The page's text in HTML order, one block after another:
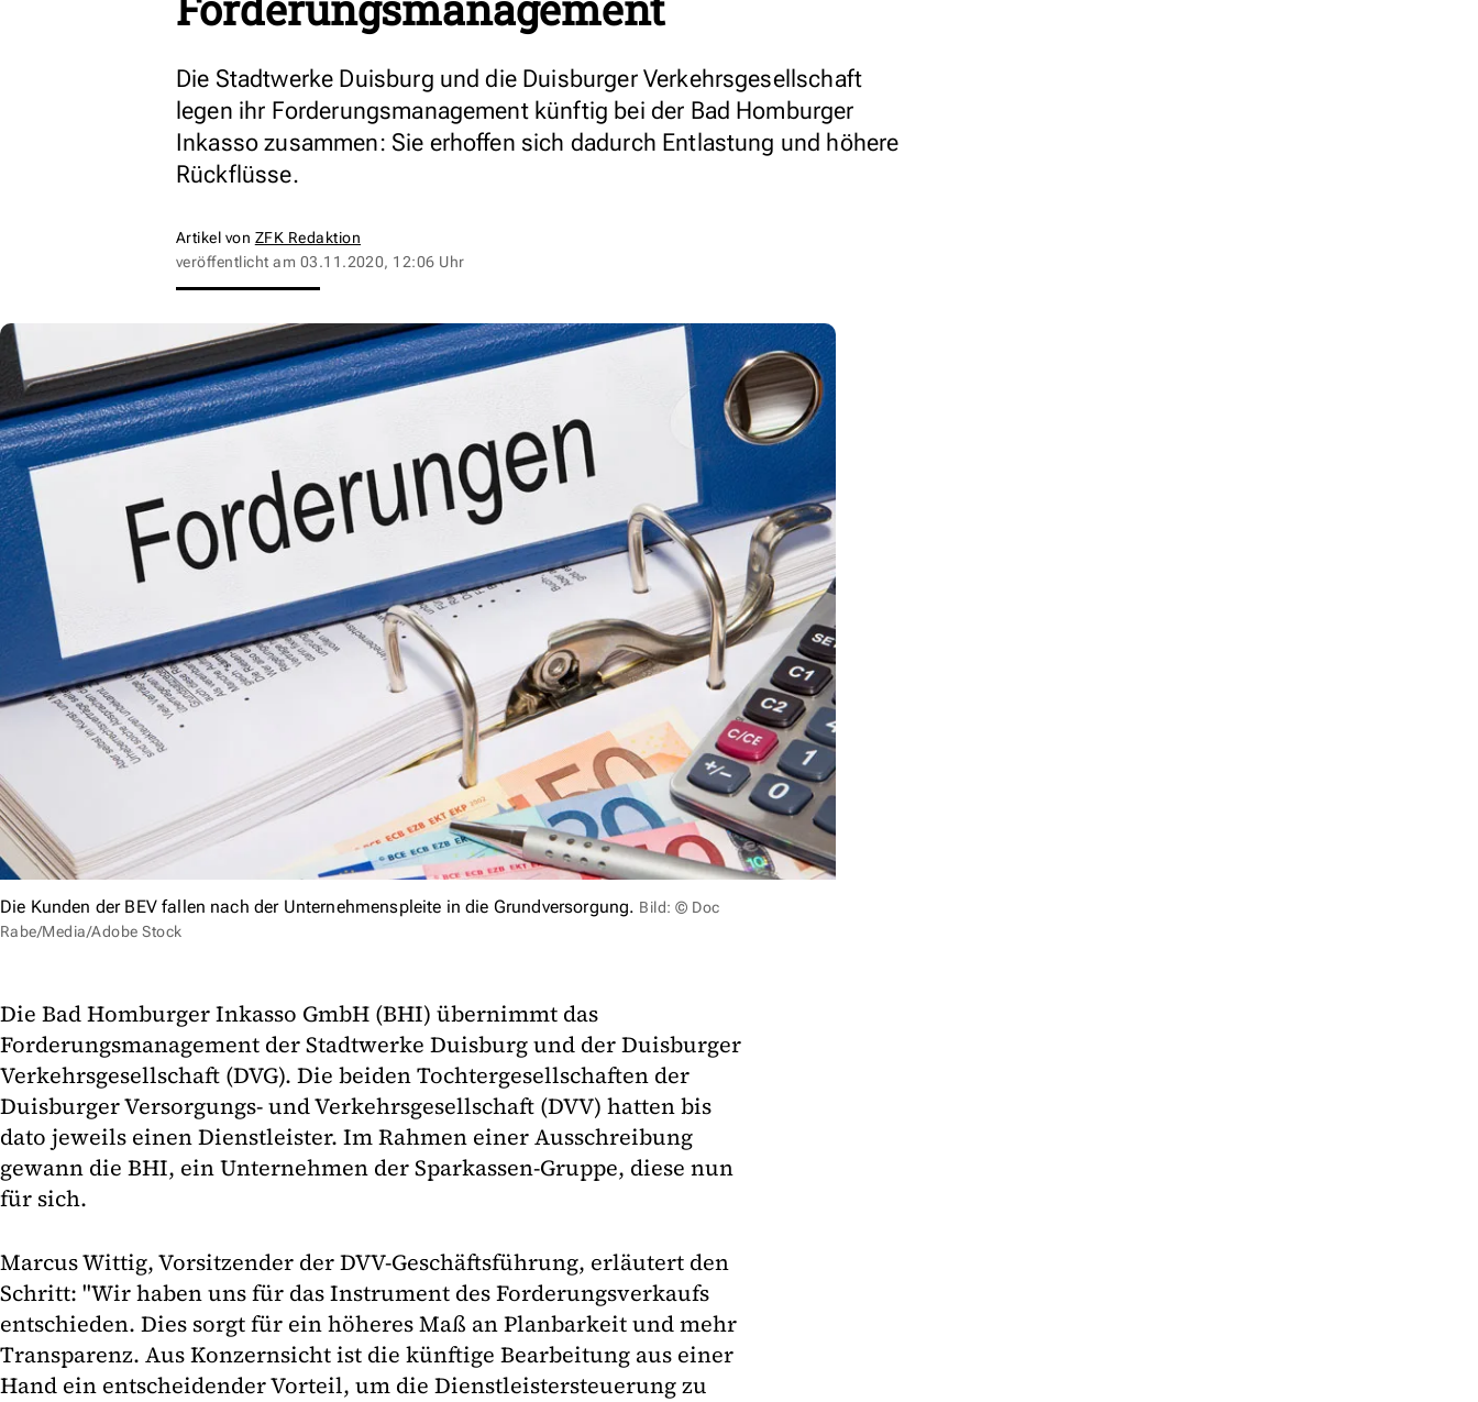
Die Stadtwerke Duisburg und die Duisburger Verkehrsgesellschaft
legen ihr Forderungsmanagement künftig bei der Bad Homburger
Inkasso zusammen: Sie erhoffen sich dadurch Entlastung und höhere
Rückflüsse.
Artikel von ZFK Redaktion
veröffentlicht am 03.11.2020, 12:06 Uhr
Die Kunden der BEV fallen nach der Unternehmenspleite in die Grundversorgung. Bild: © Doc
Rabe/Media/Adobe Stock
Die Bad Homburger Inkasso GmbH (BHI) übernimmt das
Forderungsmanagement der Stadtwerke Duisburg und der Duisburger
Verkehrsgesellschaft (DVG). Die beiden Tochtergesellschaften der
Duisburger Versorgungs- und Verkehrsgesellschaft (DVV) hatten bis
dato jeweils einen Dienstleister. Im Rahmen einer Ausschreibung
gewann die BHI, ein Unternehmen der Sparkassen-Gruppe, diese nun
für sich.
Marcus Wittig, Vorsitzender der DVV-Geschäftsführung, erläutert den
Schritt: "Wir haben uns für das Instrument des Forderungsverkaufs
entschieden. Dies sorgt für ein höheres Maß an Planbarkeit und mehr
Transparenz. Aus Konzernsicht ist die künftige Bearbeitung aus einer
Hand ein entscheidender Vorteil, um die Dienstleistersteuerung zu